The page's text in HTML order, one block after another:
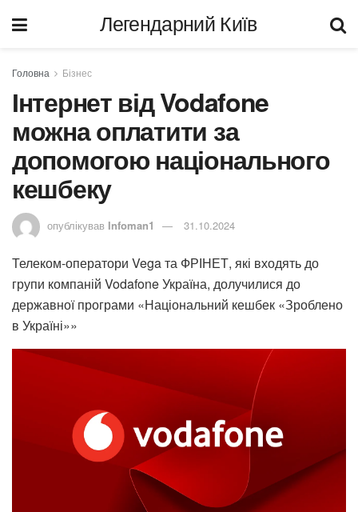
Легендарний Київ
Головна Бізнес
Інтернет від Vodafone
можна оплатити за
допомогою національного
кешбеку
опублікував Infoman1 31.10.2024
Телеком-оператори Vega та ФРІНЕТ, які входять до
групи компаній Vodafone Україна, долучилися до
державної програми «Національний кешбек «Зроблено
в Україні»»